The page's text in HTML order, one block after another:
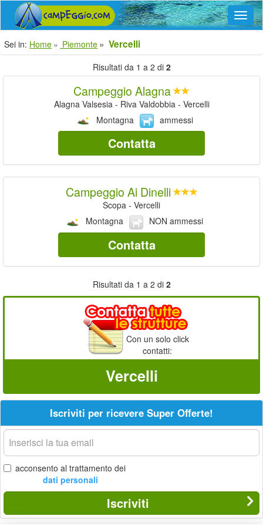
Sei in: Home Piemonte Vercelli
Risultati da 1 a 2 di 2
Campeggio Alagna
Alagna Valsesia - Riva Valdobbia - Vercelli
Montagna
ammessi
Contatta
Campeggio Ai Dinelli
Scopa - Vercelli
Montagna
NON ammessi
Contatta
Risultati da 1 a 2 di 2
Con un solo click
contatti:
Vercelli
Iscriviti per ricevere Super Offerte!
La
tua
email
acconsento al trattamento dei
dati personali
Iscriviti